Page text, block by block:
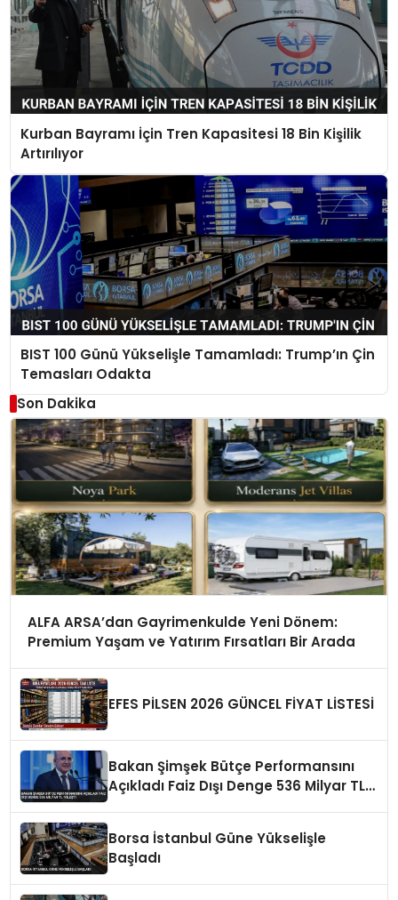
Kurban Bayramı İçin Tren Kapasitesi 18 Bin Kişilik
Artırılıyor
BIST 100 Günü Yükselişle Tamamladı: Trump’ın Çin
Temasları Odakta
Son Dakika
ALFA ARSA’dan Gayrimenkulde Yeni Dönem:
Premium Yaşam ve Yatırım Fırsatları Bir Arada
EFES PİLSEN 2026 GÜNCEL FİYAT LİSTESİ
Bakan Şimşek Bütçe Performansını
Açıkladı Faiz Dışı Denge 536 Milyar TL
Borsa İstanbul Güne Yükselişle
Başladı